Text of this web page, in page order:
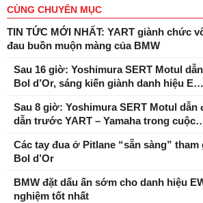
CÙNG CHUYÊN MỤC
TIN TỨC MỚI NHẤT: YART giành chức
đau buồn muộn màng của BMW
Sau 16 giờ: Yoshimura SERT Motul
Bol d’Or, sáng kiến ​​giành danh hiệu E…
Sau 8 giờ: Yoshimura SERT Motul dẫn
dẫn trước YART – Yamaha trong
Các tay đua ở Pitlane “sẵn sàng”
Bol d’Or
BMW đặt dấu ấn sớm cho danh hiệu
nghiệm tốt nhất